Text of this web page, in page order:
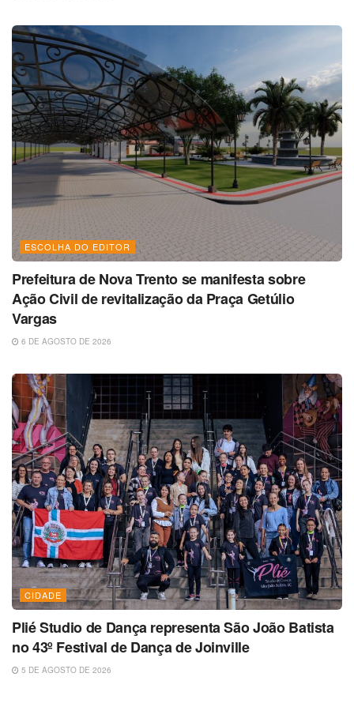
ESCOLHA DO EDITOR
Prefeitura de Nova Trento se manifesta sobre
Ação Civil de revitalização da Praça Getúlio
Vargas
6 DE AGOSTO DE 2026
CIDADE
Plié Studio de Dança representa São João Batista
no 43º Festival de Dança de Joinville
5 DE AGOSTO DE 2026